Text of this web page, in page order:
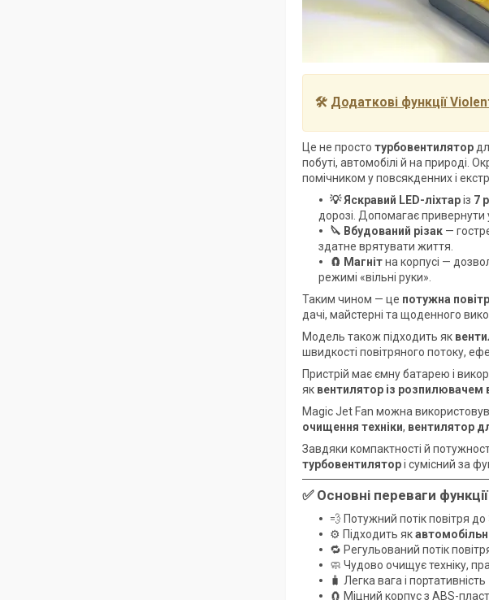
🛠 Додаткові функції
Це не просто турбовентилятор
побуті, автомобілі й на природі.
помічником у повсякденних і
💡 Яскравий LED-ліхтаріз 7
дорозі. Допомагає привернути
🔪 Вбудований різак —
здатне врятувати життя.
🧲 Магнітна корпусі —
режимі «вільні руки».
Таким чином — це потужна
дачі, майстерні та щоденного
Модель також підходить як
швидкості повітряного потоку,
Пристрій має ємну батарею і
як вентилятор із розпилювачем
Magic Jet Fan можна
очищення техніки, вентилятор
Завдяки компактності й
турбовентиляторі сумісний за
✅ Основні переваги
💨 Потужний потік повітря
⚙️ Підходить як
🔁 Регульований потік
🧼 Чудово очищує техніку,
🧳 Легка вага і
🧲 Міцний корпус з ABS-